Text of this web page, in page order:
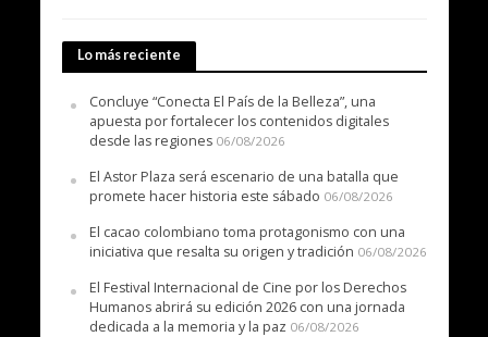
Lo más reciente
Concluye “Conecta El País de la Belleza”, una
apuesta por fortalecer los contenidos digitales
desde las regiones 06/08/2026
El Astor Plaza será escenario de una batalla que
promete hacer historia este sábado 06/08/2026
El cacao colombiano toma protagonismo con una
iniciativa que resalta su origen y tradición 06/08/2026
El Festival Internacional de Cine por los Derechos
Humanos abrirá su edición 2026 con una jornada
dedicada a la memoria y la paz 06/08/2026